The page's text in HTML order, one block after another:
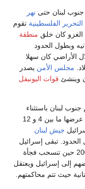
جنوب لبنان حتى نهر
الفلسطينية تقوم
كان خلق منطقة
وبطول الحدود
الأراضي كان سهلا
مجلس الأمن يصدر
وينشئ قوات اليونيفل
لبنان باستثناء
منطقة تسميها إسرائيل "منطقة أمنية" يتراوح عرضها ما بين 4 و 12
جيش لبنان
تبقى إسرائيل
مسيطرة على المنطقة الحدودية حتى عام 2000 حين تنسحب فجأة
إلى إسرائيل ويعتقل
حيث تتم محاكمتهم.